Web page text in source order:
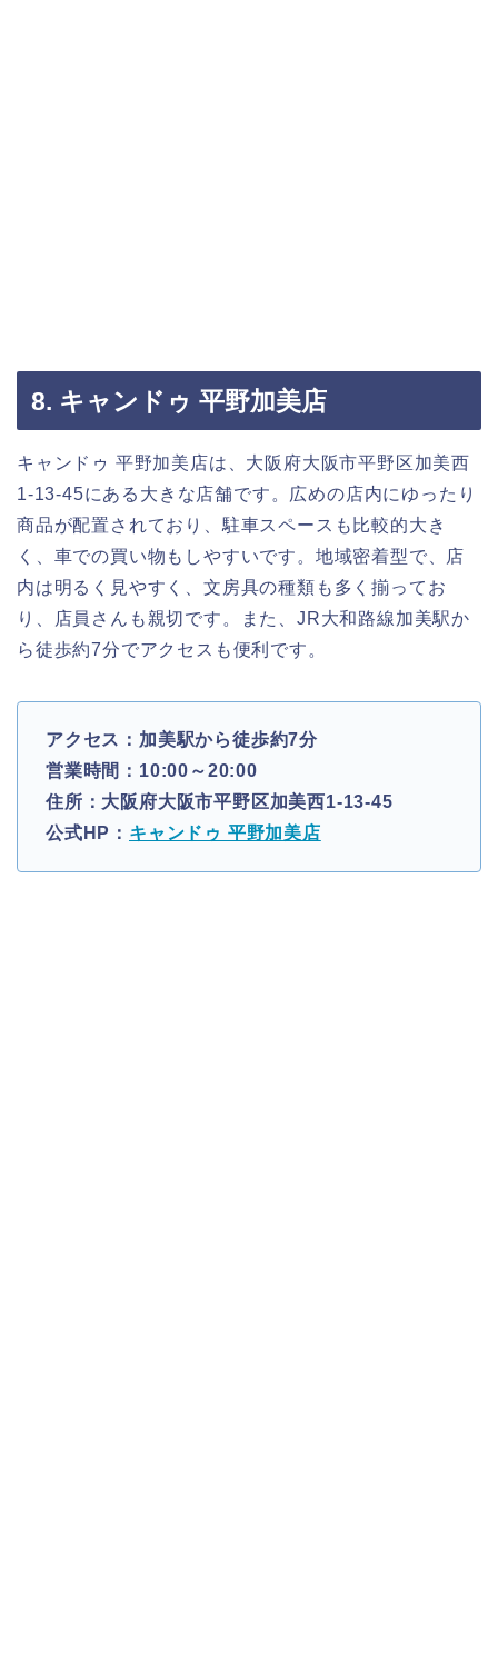
8. キャンドゥ 平野加美店
キャンドゥ 平野加美店は、大阪府大阪市平野区加美西
1-13-45にある大きな店舗です。広めの店内にゆったり
商品が配置されており、駐車スペースも比較的大き
く、車での買い物もしやすいです。地域密着型で、店
内は明るく見やすく、文房具の種類も多く揃ってお
り、店員さんも親切です。また、JR大和路線加美駅か
ら徒歩約7分でアクセスも便利です。
アクセス：加美駅から徒歩約7分
営業時間：10:00～20:00
住所：大阪府大阪市平野区加美西1-13-45
公式HP： キャンドゥ 平野加美店